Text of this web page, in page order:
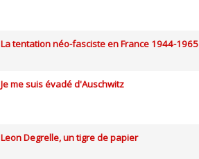
La tentation néo-fasciste en France 1944-1965
Je me suis évadé d'Auschwitz
Leon Degrelle, un tigre de papier